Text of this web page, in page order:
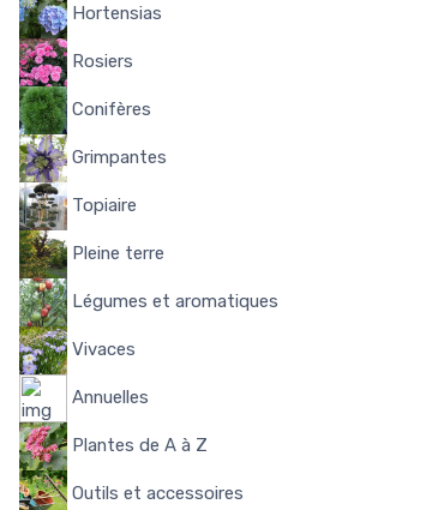
Hortensias
Rosiers
Conifères
Grimpantes
Topiaire
Pleine terre
Légumes et aromatiques
Vivaces
Annuelles
Plantes de A à Z
Outils et accessoires